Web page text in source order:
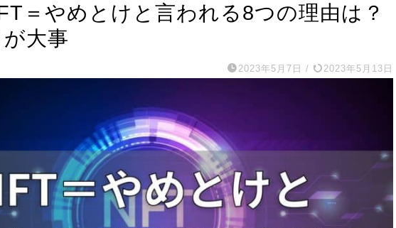
＝やめとけと言われる8つの理由は？
大事
2023年5月7日 / 2023年5月13日